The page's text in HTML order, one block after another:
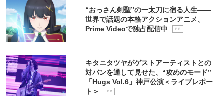
社会的な制裁が往々して起こる今に
投げかける衝撃の意欲作！
“おっさん剣聖”の一太刀に宿る人生――
世界で話題の本格アクションアニメ、
Prime Videoで独占配信中
P R
キタニタツヤがゲストアーティストとの
対バンを通して見せた、“攻めのモード”
「Hugs Vol.6」神戸公演＜ライブレポー
ト＞
P R